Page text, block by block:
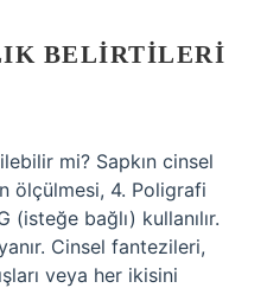
BELIRTILERI
mi? Sapkın cinsel
ölçülmesi, 4. Poligrafi
(isteğe bağlı) kullanılır.
Cinsel fantezileri,
veya her ikisini